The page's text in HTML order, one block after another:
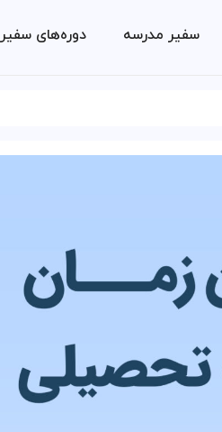
سفیر مدرسه دوره‌های سفیر